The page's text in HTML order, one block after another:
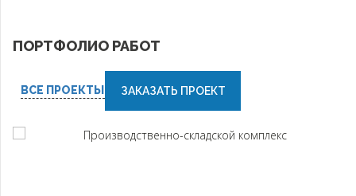
ПОРТФОЛИО РАБОТ
ВСЕ ПРОЕКТЫ ЗАКАЗАТЬ ПРОЕКТ